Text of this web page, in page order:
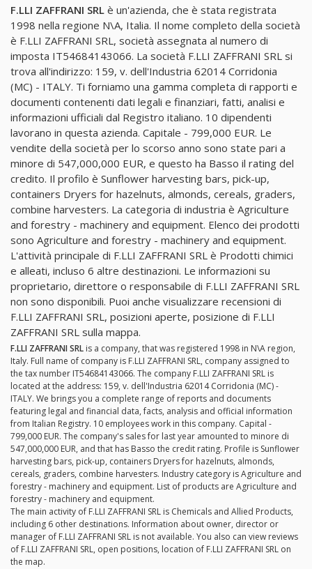
F.LLI ZAFFRANI SRL è un'azienda, che è stata registrata
1998 nella regione N\A, Italia. Il nome completo della società
è F.LLI ZAFFRANI SRL, società assegnata al numero di
imposta IT54684143066. La società F.LLI ZAFFRANI SRL si
trova all'indirizzo: 159, v. dell'Industria 62014 Corridonia
(MC) - ITALY. Ti forniamo una gamma completa di rapporti e
documenti contenenti dati legali e finanziari, fatti, analisi e
informazioni ufficiali dal Registro italiano. 10 dipendenti
lavorano in questa azienda. Capitale - 799,000 EUR. Le
vendite della società per lo scorso anno sono state pari a
minore di 547,000,000 EUR, e questo ha Basso il rating del
credito. Il profilo è Sunflower harvesting bars, pick-up,
containers Dryers for hazelnuts, almonds, cereals, graders,
combine harvesters. La categoria di industria è Agriculture
and forestry - machinery and equipment. Elenco dei prodotti
sono Agriculture and forestry - machinery and equipment.
L'attività principale di F.LLI ZAFFRANI SRL è Prodotti chimici
e alleati, incluso 6 altre destinazioni. Le informazioni su
proprietario, direttore o responsabile di F.LLI ZAFFRANI SRL
non sono disponibili. Puoi anche visualizzare recensioni di
F.LLI ZAFFRANI SRL, posizioni aperte, posizione di F.LLI
ZAFFRANI SRL sulla mappa.
F.LLI ZAFFRANI SRL is a company, that was registered 1998 in N\A region,
Italy. Full name of company is F.LLI ZAFFRANI SRL, company assigned to
the tax number IT54684143066. The company F.LLI ZAFFRANI SRL is
located at the address: 159, v. dell'Industria 62014 Corridonia (MC) -
ITALY. We brings you a complete range of reports and documents
featuring legal and financial data, facts, analysis and official information
from Italian Registry. 10 employees work in this company. Capital -
799,000 EUR. The company's sales for last year amounted to minore di
547,000,000 EUR, and that has Basso the credit rating. Profile is Sunflower
harvesting bars, pick-up, containers Dryers for hazelnuts, almonds,
cereals, graders, combine harvesters. Industry category is Agriculture and
forestry - machinery and equipment. List of products are Agriculture and
forestry - machinery and equipment.
The main activity of F.LLI ZAFFRANI SRL is Chemicals and Allied Products,
including 6 other destinations. Information about owner, director or
manager of F.LLI ZAFFRANI SRL is not available. You also can view reviews
of F.LLI ZAFFRANI SRL, open positions, location of F.LLI ZAFFRANI SRL on
the map.